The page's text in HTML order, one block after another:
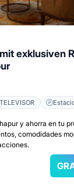
exklusiven
TELEVISOR
y ahorra en tu
comodidades